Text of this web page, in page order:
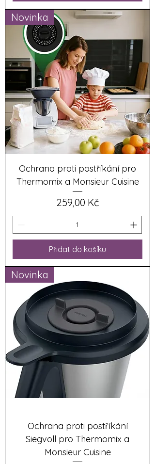
Novinka
Ochrana proti postříkání pro
Thermomix a Monsieur Cuisine
Cena
259,00 Kč
Přidat do košíku
Novinka
Ochrana proti postříkání
Siegvoll pro Thermomix a
Monsieur Cuisine